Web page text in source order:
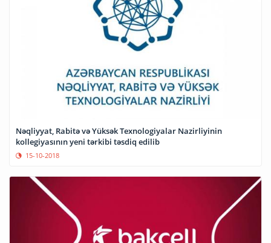
Nəqliyyat, Rabitə və Yüksək Texnologiyalar Nazirliyinin
kollegiyasının yeni tərkibi təsdiq edilib
15-10-2018